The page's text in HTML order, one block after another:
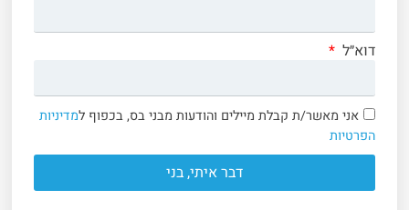
דוא״ל
אני מאשר/ת קבלת מיילים והודעות מבני בס, בכפוף למדיניות
הפרטיות
דבר איתי, בני